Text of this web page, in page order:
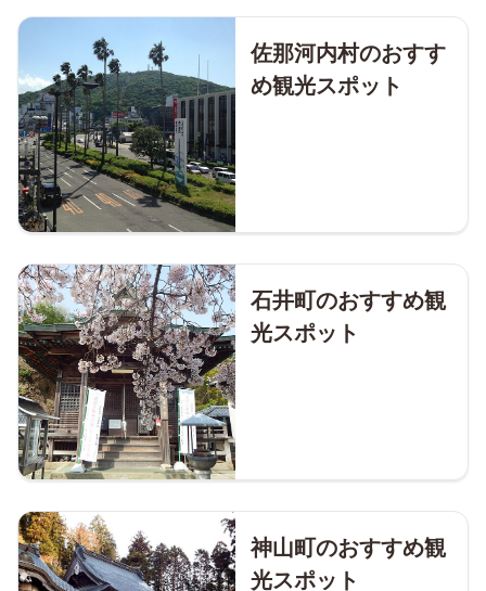
佐那河内村のおすす
め観光スポット
石井町のおすすめ観
光スポット
神山町のおすすめ観
光スポット